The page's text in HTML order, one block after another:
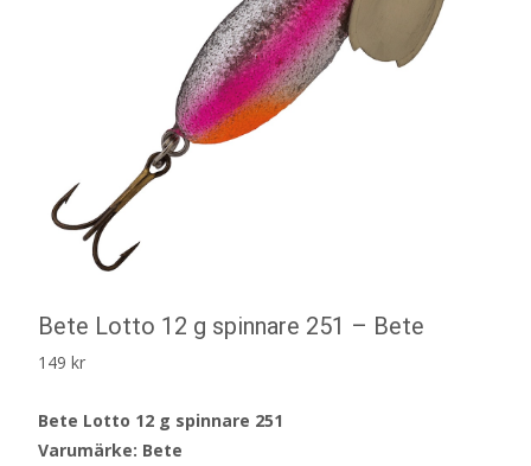
Bete Lotto 12 g spinnare 251 – Bete
149 kr
Bete Lotto 12 g spinnare 251
Varumärke: Bete